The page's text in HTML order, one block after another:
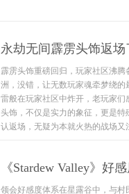
永劫无间霹雳头饰返
霹雳头饰重磅回归，玩家社区沸
洲，没错，让无数玩家魂牵梦绕
雷般在玩家社区中炸开，老玩家
头饰，不仅是实力的象征，更是
认返场，无疑为本就火热的战场又
《Stardew Valley》好
领会好感度体系在星露谷中，与